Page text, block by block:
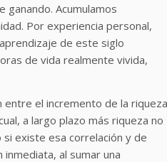
Acumulamos
Por experiencia personal,
de este siglo
de vida realmente vivida,
entre el incremento de la riqueza
a largo plazo más riqueza no
existe esa correlación y de
al sumar una